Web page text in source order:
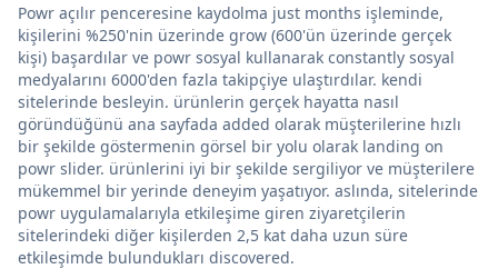
Powr açılır penceresine kaydolma just months işleminde,
kişilerini %250'nin üzerinde grow (600'ün üzerinde gerçek
kişi) başardılar ve powr sosyal kullanarak constantly sosyal
medyalarını 6000'den fazla takipçiye ulaştırdılar. kendi
sitelerinde besleyin. ürünlerin gerçek hayatta nasıl
göründüğünü ana sayfada added olarak müşterilerine hızlı
bir şekilde göstermenin görsel bir yolu olarak landing on
powr slider. ürünlerini iyi bir şekilde sergiliyor ve müşterilere
mükemmel bir yerinde deneyim yaşatıyor. aslında, sitelerinde
powr uygulamalarıyla etkileşime giren ziyaretçilerin
sitelerindeki diğer kişilerden 2,5 kat daha uzun süre
etkileşimde bulundukları discovered.